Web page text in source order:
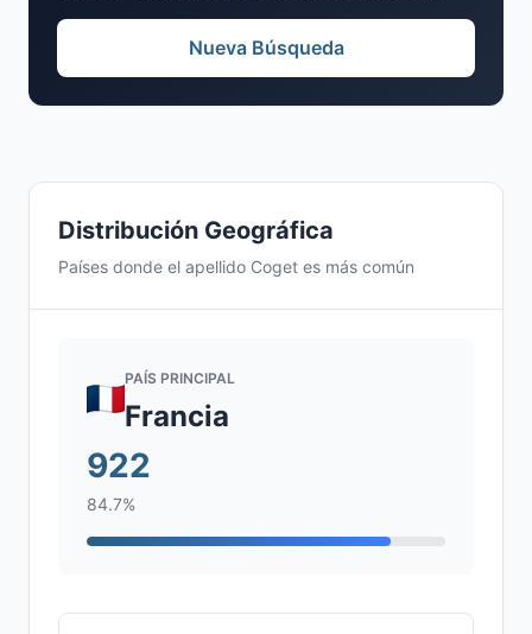
Distribución Geográfica
Países donde el apellido Coget es más común
PAÍS PRINCIPAL
Francia
922
84.7%
Nueva Búsqueda